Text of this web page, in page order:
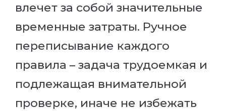
влечет за собой значительные
временные затраты. Ручное
переписывание каждого
правила – задача трудоемкая и
подлежащая внимательной
проверке, иначе не избежать